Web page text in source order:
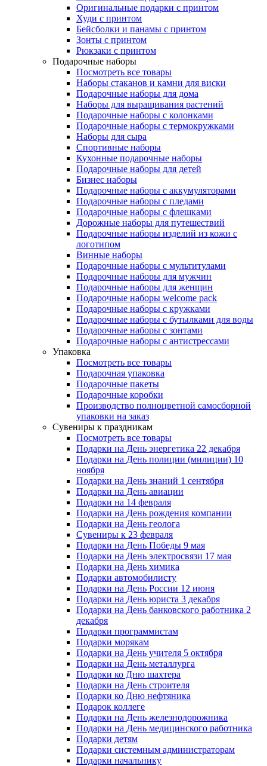
Оригинальные подарки с принтом
Худи с принтом
Бейсболки и панамы с принтом
Зонты с принтом
Рюкзаки с принтом
Подарочные наборы
Посмотреть все товары
Наборы стаканов и камни для виски
Подарочные наборы для дома
Наборы для выращивания растений
Подарочные наборы с колонками
Подарочные наборы с термокружками
Наборы для сыра
Спортивные наборы
Кухонные подарочные наборы
Подарочные наборы для детей
Бизнес наборы
Подарочные наборы с аккумуляторами
Подарочные наборы с пледами
Подарочные наборы с флешками
Дорожные наборы для путешествий
Подарочные наборы изделий из кожи с
логотипом
Винные наборы
Подарочные наборы с мультитулами
Подарочные наборы для мужчин
Подарочные наборы для женщин
Подарочные наборы welcome pack
Подарочные наборы с кружками
Подарочные наборы с бутылками для воды
Подарочные наборы с зонтами
Подарочные наборы с антистрессами
Упаковка
Посмотреть все товары
Подарочная упаковка
Подарочные пакеты
Подарочные коробки
Производство полноцветной самосборной
упаковки на заказ
Сувениры к праздникам
Посмотреть все товары
Подарки на День энергетика 22 декабря
Подарки на День полиции (милиции) 10
ноября
Подарки на День знаний 1 сентября
Подарки на День авиации
Подарки на 14 февраля
Подарки на День рождения компании
Подарки на День геолога
Сувениры к 23 февраля
Подарки на День Победы 9 мая
Подарки на День электросвязи 17 мая
Подарки на День химика
Подарки автомобилисту
Подарки на День России 12 июня
Подарки на День юриста 3 декабря
Подарки на День банковского работника 2
декабря
Подарки программистам
Подарки морякам
Подарки на День учителя 5 октября
Подарки на День металлурга
Подарки ко Дню шахтера
Подарки на День строителя
Подарки ко Дню нефтяника
Подарок коллеге
Подарки на День железнодорожника
Подарки на День медицинского работника
Подарки детям
Подарки системным администраторам
Подарки начальнику